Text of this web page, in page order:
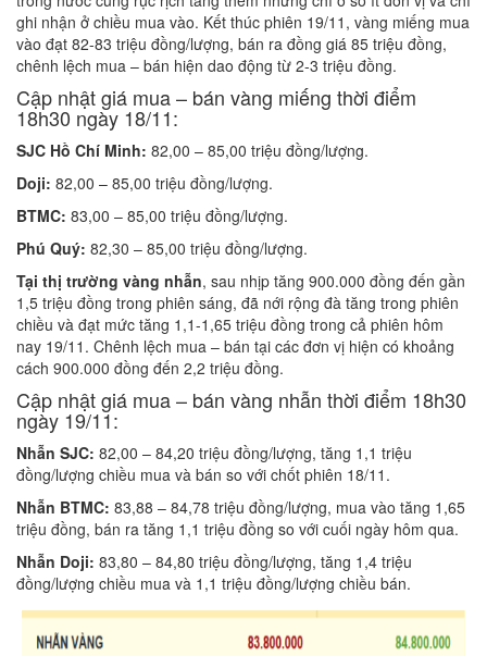
ghi nhận ở chiều mua vào. Kết thúc phiên 19/11, vàng miếng mua
vào đạt 82-83 triệu đồng/lượng, bán ra đồng giá 85 triệu đồng,
chênh lệch mua – bán hiện dao động từ 2-3 triệu đồng.
Cập nhật giá mua – bán vàng miếng thời điểm
18h30 ngày 18/11:
SJC Hồ Chí Minh: 82,00 – 85,00 triệu đồng/lượng.
Doji: 82,00 – 85,00 triệu đồng/lượng.
BTMC: 83,00 – 85,00 triệu đồng/lượng.
Phú Quý: 82,30 – 85,00 triệu đồng/lượng.
Tại thị trường vàng nhẫn, sau nhịp tăng 900.000 đồng đến gần
1,5 triệu đồng trong phiên sáng, đã nới rộng đà tăng trong phiên
chiều và đạt mức tăng 1,1-1,65 triệu đồng trong cả phiên hôm
nay 19/11. Chênh lệch mua – bán tại các đơn vị hiện có khoảng
cách 900.000 đồng đến 2,2 triệu đồng.
Cập nhật giá mua – bán vàng nhẫn thời điểm 18h30
ngày 19/11:
Nhẫn SJC: 82,00 – 84,20 triệu đồng/lượng, tăng 1,1 triệu
đồng/lượng chiều mua và bán so với chốt phiên 18/11.
Nhẫn BTMC: 83,88 – 84,78 triệu đồng/lượng, mua vào tăng 1,65
triệu đồng, bán ra tăng 1,1 triệu đồng so với cuối ngày hôm qua.
Nhẫn Doji: 83,80 – 84,80 triệu đồng/lượng, tăng 1,4 triệu
đồng/lượng chiều mua và 1,1 triệu đồng/lượng chiều bán.